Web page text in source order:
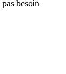
besoin